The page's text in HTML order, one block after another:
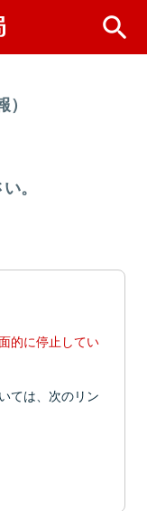
。
的に停止してい
ては、次のリン